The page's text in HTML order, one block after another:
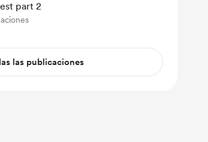
part 2
las publicaciones